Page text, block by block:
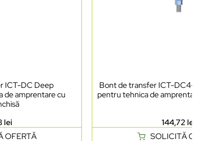
ICT-DC Deep
de amprentare cu
lei
OFERTĂ
Bont de transfer ICT-DC4-
pentru tehnica de
144,72 lei
SOLICITĂ